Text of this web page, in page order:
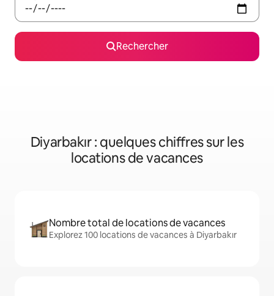
Rechercher
Diyarbakır : quelques chiffres sur les
locations de vacances
Nombre total de locations de vacances
Explorez 100 locations de vacances à Diyarbakır